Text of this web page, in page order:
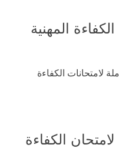
المهنية
لامتحانات الكفاءة
الكفاءة